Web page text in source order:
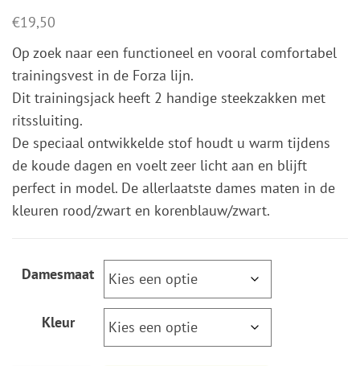
€19,50
Op zoek naar een functioneel en vooral comfortabel
trainingsvest in de Forza lijn.
Dit trainingsjack heeft 2 handige steekzakken met
ritssluiting.
De speciaal ontwikkelde stof houdt u warm tijdens
de koude dagen en voelt zeer licht aan en blijft
perfect in model. De allerlaatste dames maten in de
kleuren rood/zwart en korenblauw/zwart.
Damesmaat
Kleur